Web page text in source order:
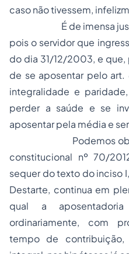
caso não tivessem,
É de imensa justiça
pois o servidor que
do dia 31/12/2003, e que,
de se aposentar pelo
integralidade e
perder a saúde e se
aposentar pela média e
Podemos
constitucional nº 70/
sequer do texto do inciso
Destarte, continua em
qual a
ordinariamente, com
tempo de contribuição,